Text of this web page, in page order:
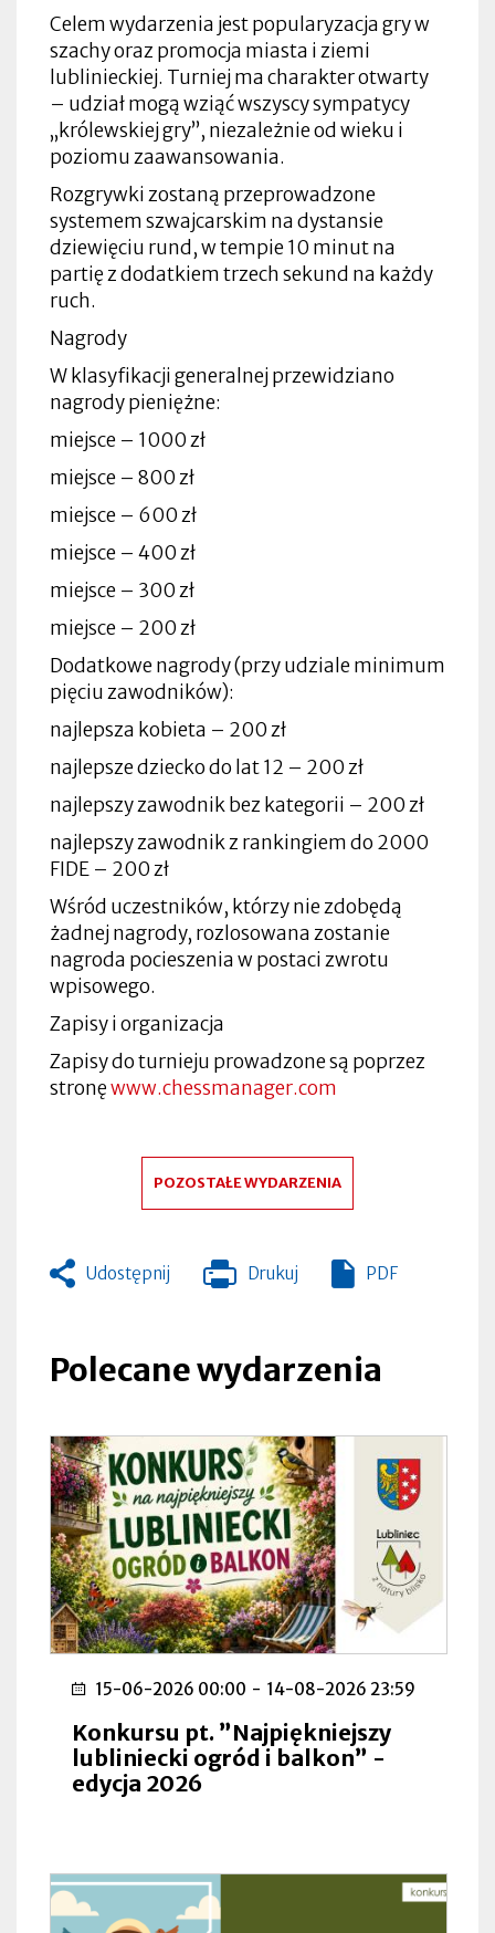
Celem wydarzenia jest popularyzacja gry w
szachy oraz promocja miasta i ziemi
lublinieckiej. Turniej ma charakter otwarty
– udział mogą wziąć wszyscy sympatycy
„królewskiej gry”, niezależnie od wieku i
poziomu zaawansowania.
Rozgrywki zostaną przeprowadzone
systemem szwajcarskim na dystansie
dziewięciu rund, w tempie 10 minut na
partię z dodatkiem trzech sekund na każdy
ruch.
Nagrody
W klasyfikacji generalnej przewidziano
nagrody pieniężne:
miejsce – 1000 zł
miejsce – 800 zł
miejsce – 600 zł
miejsce – 400 zł
miejsce – 300 zł
miejsce – 200 zł
Dodatkowe nagrody (przy udziale minimum
pięciu zawodników):
najlepsza kobieta – 200 zł
najlepsze dziecko do lat 12 – 200 zł
najlepszy zawodnik bez kategorii – 200 zł
najlepszy zawodnik z rankingiem do 2000
FIDE – 200 zł
Wśród uczestników, którzy nie zdobędą
żadnej nagrody, rozlosowana zostanie
nagroda pocieszenia w postaci zwrotu
wpisowego.
Zapisy i organizacja
Zapisy do turnieju prowadzone są poprzez
stronęwww.chessmanager.com
POZOSTAŁE WYDARZENIA
Udostępnij Drukuj
Otworzy
zakładce
PDF
Polecane wydarzenia
15-06-2026 00:00 - 14-08-2026 23:59
Konkursu pt. ”Najpiękniejszy
lubliniecki ogród i balkon” -
edycja 2026